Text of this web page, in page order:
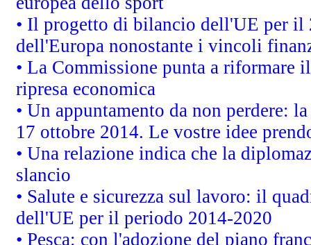
• Il progetto di bilancio dell'UE per il
dell'Europa nonostante i vincoli
• La Commissione punta a riformare
ripresa economica
• Un appuntamento da non perdere:
17 ottobre 2014. Le vostre idee
• Una relazione indica che la
slancio
• Salute e sicurezza sul lavoro: il
dell'UE per il periodo 2014-2020
• Pesca: con l'adozione del piano